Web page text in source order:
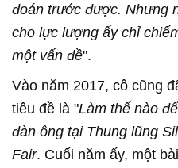
đoán trước được. Nhưng
cho lực lượng ấy chỉ
một vấn đề".
Vào năm 2017, cô cũng
tiêu đề là "Làm thế nào
đàn ông tại Thung lũng
Fair. Cuối năm ấy, một